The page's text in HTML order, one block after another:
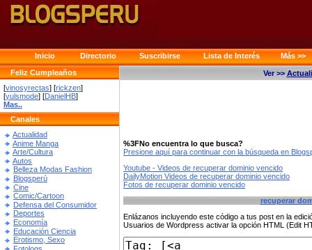
Inicio Directorio Suscribirse Lista de Interés
Más >>
Feliz Cumpleaños
[vinosyrectas] [rickzen]
[yulsmode] [DanielHB]
Mas..
Canales
Actualidad
Anime Manga
Arte/Cultura
Autos
Belleza Modas Fashion
Blogsperú
Cine
Comic/Cartoon
Defensa del Consumidor
Deportes
Economía
Educación Ciencia
Erotismo, Sexo
Ver >>
%3FNo encuentra lo que busca?
Presione aquí para continuar con la búsqueda en
Youtube - Videos de recuperar dominio vencido
DailyMotion Videos de recuperar dominio vencido
Fotos de recuperar dominio vencido
recuperar
Enlázanos incluyendo este código a tus post en la
Usuarios de Wordpress activar la opción HTML (Edit